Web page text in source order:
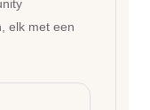
elk met een